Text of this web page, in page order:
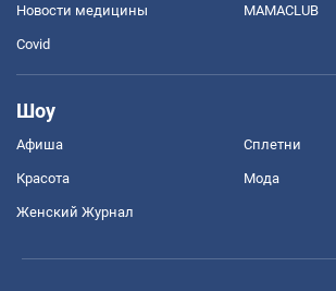
Новости медицины MAMACLUB
Covid
Шоу
Афиша Сплетни
Красота Мода
Женский Журнал